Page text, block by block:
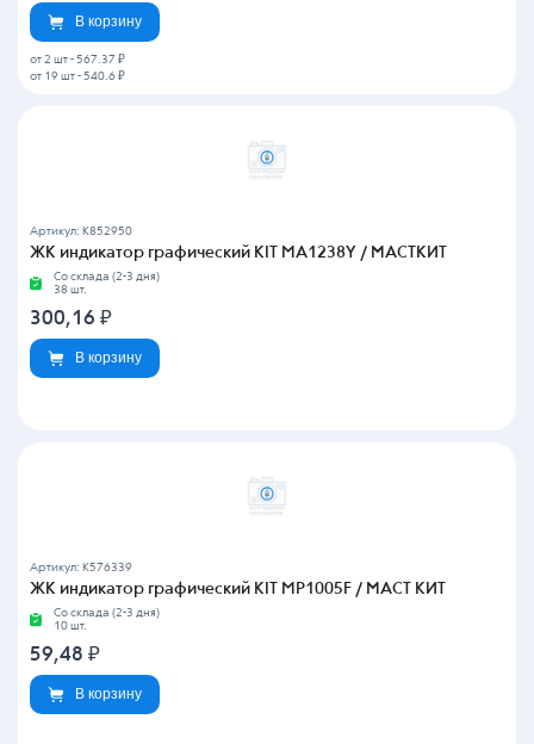
В корзину
от 2 шт - 567.37 ₽
от 19 шт - 540.6 ₽
Артикул: K852950
ЖК индикатор графический KIT MA1238Y / МАСТКИТ
Со склада (2-3 дня)
38 шт.
300,16 ₽
В корзину
Артикул: K576339
ЖК индикатор графический KIT MP1005F / МАСТ КИТ
Со склада (2-3 дня)
10 шт.
59,48 ₽
В корзину